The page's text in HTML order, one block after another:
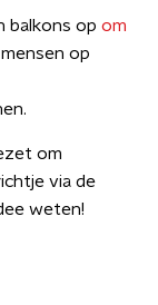
balkons op om
op
om
via de
weten!